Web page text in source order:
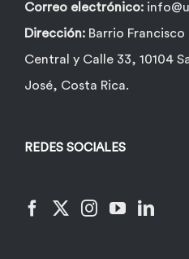
Correo electrónico:
Dirección: Barrio
Central y Calle 33, 10104
José, Costa Rica.
REDES SOCIALES